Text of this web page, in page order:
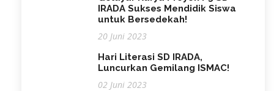
IRADA Sukses Mendidik Siswa
untuk Bersedekah!
20 Juni 2023
Hari Literasi SD IRADA,
Luncurkan Gemilang ISMAC!
02 Juni 2023